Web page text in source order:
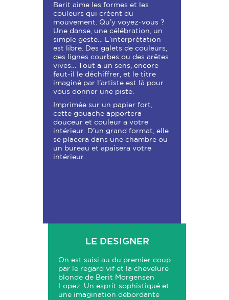
Berit aime les formes et les
couleurs qui créent du
mouvement. Qu’y voyez-vous ?
Une danse, une célébration, un
simple geste… L’interprétation
est libre. Des galets de couleurs,
des lignes courbes ou des arêtes
vives… Tout a un sens, encore
faut-il le déchiffrer, et le titre
imaginé par l’artiste est là pour
vous donner une piste.
Imprimée sur un papier fort,
cette gouache apportera
douceur et couleur a votre
intérieur. D’un grand format, elle
se placera dans une chambre ou
un bureau et apaisera votre
intérieur.
LE DESIGNER
On est saisi au du premier coup
par le regard vif et la chevelure
blonde de Berit Morgensen
Lopez. Un esprit sophistiqué et
une imagination débordante